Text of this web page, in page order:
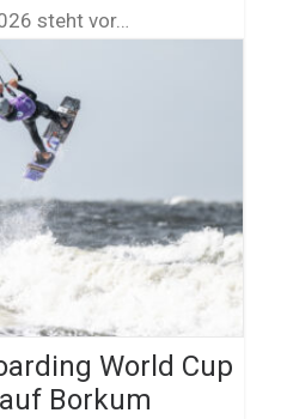
steht vor…
World Cup
Borkum